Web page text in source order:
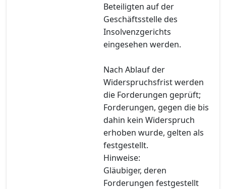
Beteiligten auf der
Geschäftsstelle des
Insolvenzgerichts
eingesehen werden.
Nach Ablauf der
Widerspruchsfrist werden
die Forderungen geprüft;
Forderungen, gegen die bis
dahin kein Widerspruch
erhoben wurde, gelten als
festgestellt.
Hinweise:
Gläubiger, deren
Forderungen festgestellt